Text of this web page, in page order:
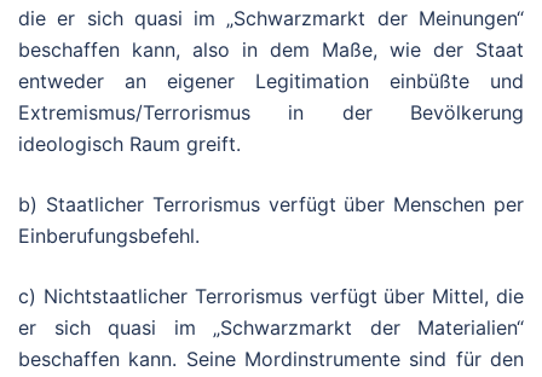
die er sich quasi im „Schwarzmarkt der Meinungen“
beschaffen kann, also in dem Maße, wie der Staat
entweder an eigener Legitimation einbüßte und
Extremismus/Terrorismus in der Bevölkerung
ideologisch Raum greift.
b) Staatlicher Terrorismus verfügt über Menschen per
Einberufungsbefehl.
c) Nichtstaatlicher Terrorismus verfügt über Mittel, die
er sich quasi im „Schwarzmarkt der Materialien“
beschaffen kann. Seine Mordinstrumente sind für den